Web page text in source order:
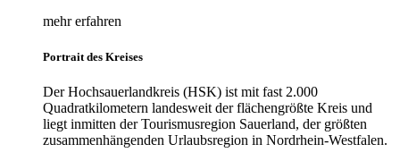
mehr erfahren
Portrait des Kreises
Der Hochsauerlandkreis (HSK) ist mit fast 2.000
Quadratkilometern landesweit der flächengrößte Kreis und
liegt inmitten der Tourismusregion Sauerland, der größten
zusammenhängenden Urlaubsregion in Nordrhein-Westfalen.